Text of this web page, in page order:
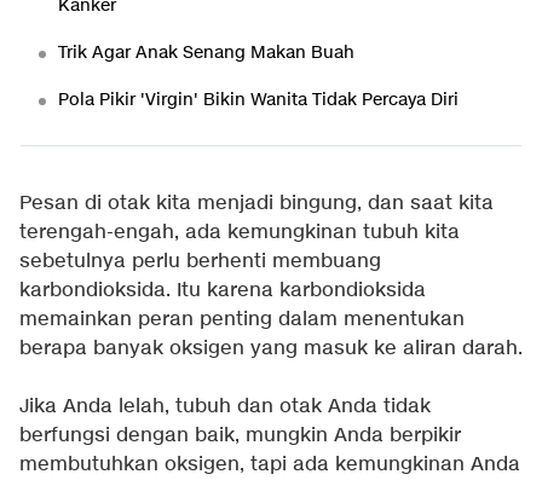
Kanker
Trik Agar Anak Senang Makan Buah
Pola Pikir 'Virgin' Bikin Wanita Tidak Percaya Diri
Pesan di otak kita menjadi bingung, dan saat kita
terengah-engah, ada kemungkinan tubuh kita
sebetulnya perlu berhenti membuang
karbondioksida. Itu karena karbondioksida
memainkan peran penting dalam menentukan
berapa banyak oksigen yang masuk ke aliran darah.
Jika Anda lelah, tubuh dan otak Anda tidak
berfungsi dengan baik, mungkin Anda berpikir
membutuhkan oksigen, tapi ada kemungkinan Anda